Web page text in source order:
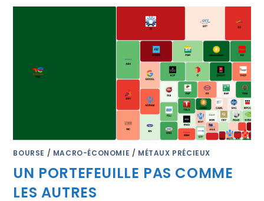
BOURSE / MACRO-ÉCONOMIE / MÉTAUX PRÉCIEUX
UN PORTEFEUILLE PAS COMME
LES AUTRES